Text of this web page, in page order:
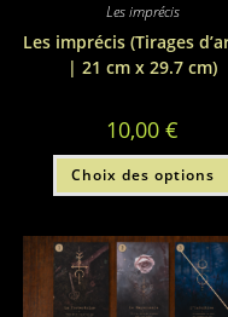
Les imprécis
Les imprécis (Tirages
| 21 cm x 29.7 cm)
10,00€
Choix des options